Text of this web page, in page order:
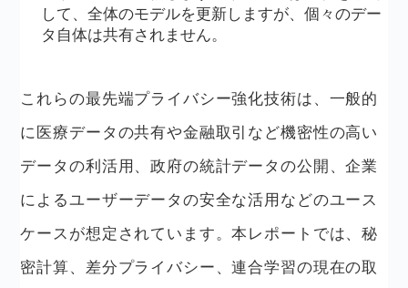
して、全体のモデルを更新しますが、個々のデー
タ自体は共有されません。
これらの最先端プライバシー強化技術は、一般的
に医療データの共有や金融取引など機密性の高い
データの利活用、政府の統計データの公開、企業
によるユーザーデータの安全な活用などのユース
ケースが想定されています。本レポートでは、秘
密計算、差分プライバシー、連合学習の現在の取